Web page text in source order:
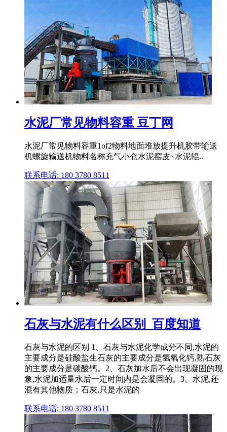
水泥厂常见物料容重 豆丁网
水泥厂常见物料容重1of2物料地面堆放提升机胶带输送
机螺旋输送机物料名称充气小仓水泥窑皮~水泥辊..
联系电话: 180 3780 8511
石灰与水泥有什么区别_百度知道
石灰与水泥的区别 1、石灰与水泥化学成分不同,水泥的
主要成分是硅酸盐生石灰的主要成分是氢氧化钙,熟石灰
的主要成分是碳酸钙。2、石灰加水后不会出现凝固的现
象,水泥加适量水后一定时间内是会凝固的。3、水泥,还
混有其他物质；石灰,只是水泥的
联系电话: 180 3780 8511